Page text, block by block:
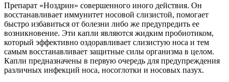
Препарат «Ноздрин» совершенного иного действия. Он
восстанавливает иммунитет носовой слизистой, помогает
быстро избавиться от болезни либо же предупредить ее
возникновение. Эти капли являются жидким пробиотиком,
который эффективно оздоравливает слизистую носа и тем
самым восстанавливает защитные силы организма в целом.
Капли предназначены в первую очередь для предупреждения
различных инфекций носа, носоглотки и носовых пазух.